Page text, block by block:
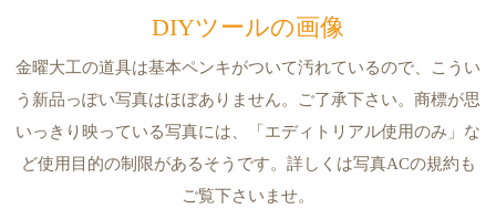
DIYツールの画像
金曜大工の道具は基本ペンキがついて汚れているので、こうい
う新品っぽい写真はほぼありません。ご了承下さい。商標が思
いっきり映っている写真には、「エディトリアル使用のみ」な
ど使用目的の制限があるそうです。詳しくは写真ACの規約も
ご覧下さいませ。